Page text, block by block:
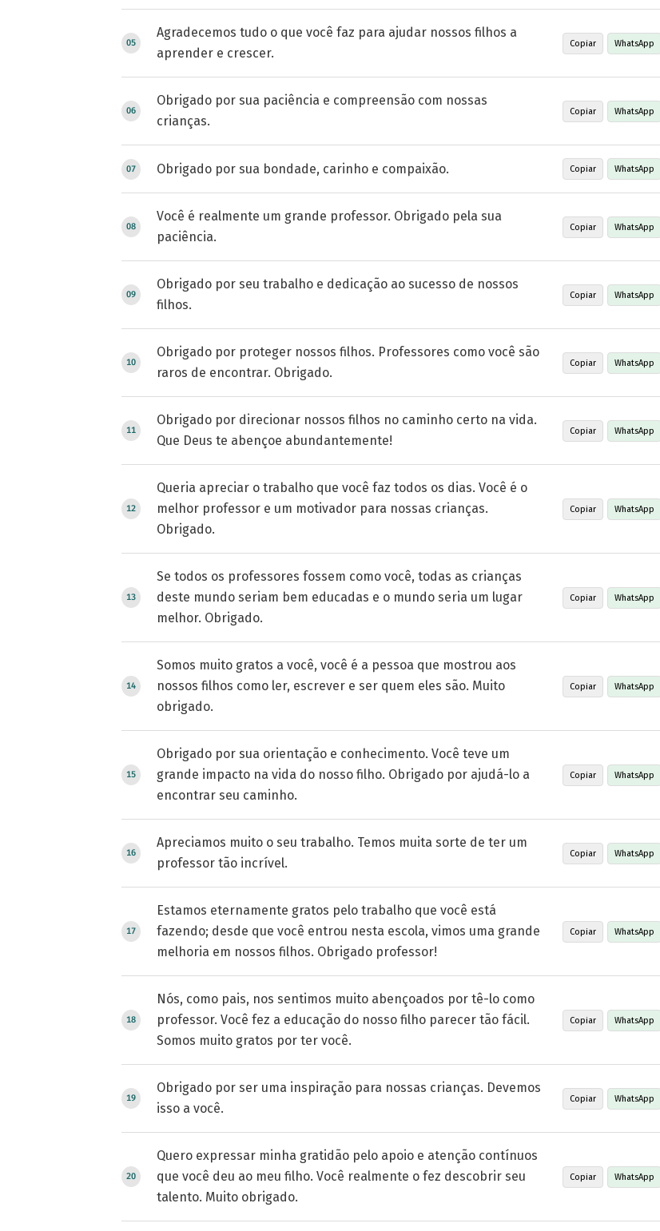
Agradecemos tudo o que você faz para ajudar nossos filhos a
aprender e crescer.
Copiar WhatsApp
Obrigado por sua paciência e compreensão com nossas
crianças.
Copiar WhatsApp
Obrigado por sua bondade, carinho e compaixão. Copiar WhatsApp
Você é realmente um grande professor. Obrigado pela sua
paciência.
Copiar WhatsApp
Obrigado por seu trabalho e dedicação ao sucesso de nossos
filhos.
Copiar WhatsApp
Obrigado por proteger nossos filhos. Professores como você são
raros de encontrar. Obrigado.
Copiar WhatsApp
Obrigado por direcionar nossos filhos no caminho certo na vida.
Que Deus te abençoe abundantemente!
Copiar WhatsApp
Queria apreciar o trabalho que você faz todos os dias. Você é o
melhor professor e um motivador para nossas crianças.
Obrigado.
Copiar WhatsApp
Se todos os professores fossem como você, todas as crianças
deste mundo seriam bem educadas e o mundo seria um lugar
melhor. Obrigado.
Copiar WhatsApp
Somos muito gratos a você, você é a pessoa que mostrou aos
nossos filhos como ler, escrever e ser quem eles são. Muito
obrigado.
Copiar WhatsApp
Obrigado por sua orientação e conhecimento. Você teve um
grande impacto na vida do nosso filho. Obrigado por ajudá-lo a
encontrar seu caminho.
Copiar WhatsApp
Apreciamos muito o seu trabalho. Temos muita sorte de ter um
professor tão incrível.
Copiar WhatsApp
Estamos eternamente gratos pelo trabalho que você está
fazendo; desde que você entrou nesta escola, vimos uma grande
melhoria em nossos filhos. Obrigado professor!
Copiar WhatsApp
Nós, como pais, nos sentimos muito abençoados por tê-lo como
professor. Você fez a educação do nosso filho parecer tão fácil.
Somos muito gratos por ter você.
Copiar WhatsApp
Obrigado por ser uma inspiração para nossas crianças. Devemos
isso a você.
Copiar WhatsApp
Quero expressar minha gratidão pelo apoio e atenção contínuos
que você deu ao meu filho. Você realmente o fez descobrir seu
talento. Muito obrigado.
Copiar WhatsApp